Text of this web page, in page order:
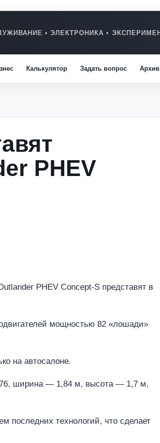
Калькулятор Задать вопрос Архив
PHEV
PHEV Concept-S представят в
мощностью 82 «лошади»
на автосалоне.
ширина — 1,84 м, высота — 1,7 м,
последних технологий, что сделает